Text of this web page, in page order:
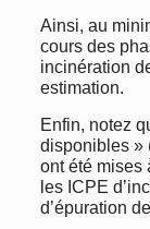
Ainsi, au
cours des
incinération
estimation.
Enfin, notez
disponibles »
ont été mises
les ICPE
d’épuration